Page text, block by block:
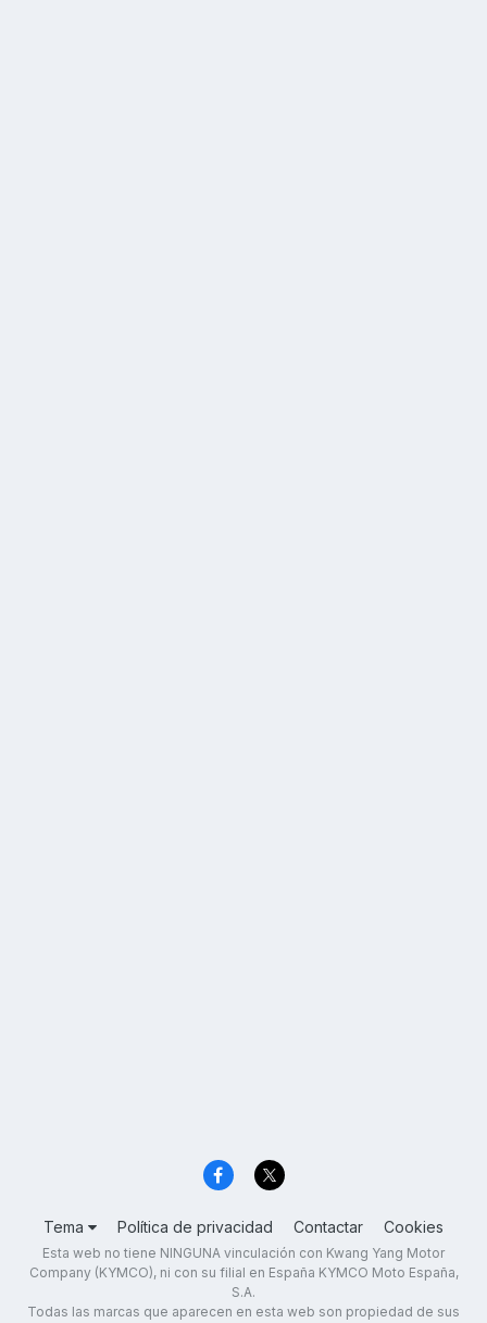
Tema Política de privacidad Contactar Cookies
Esta web no tiene NINGUNA vinculación con Kwang Yang Motor
Company (KYMCO), ni con su filial en España KYMCO Moto España,
S.A.
Todas las marcas que aparecen en esta web son propiedad de sus